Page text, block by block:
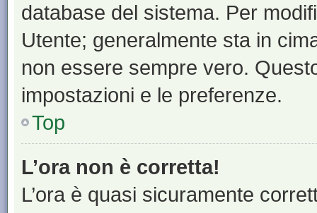
database del sistema. Per
Utente; generalmente sta in
non essere sempre vero.
impostazioni e le preferenze.
Top
L’ora non è corretta!
L’ora è quasi sicuramente